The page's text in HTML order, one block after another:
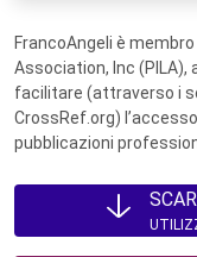
FrancoAngeli è
Association, Inc
facilitare (attraverso i
CrossRef.org)
pubblicazioni